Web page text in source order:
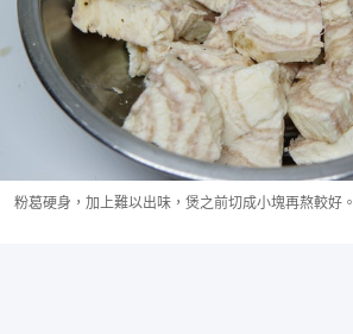
粉葛硬身，加上難以出味，煲之前切成小塊再熬較好。